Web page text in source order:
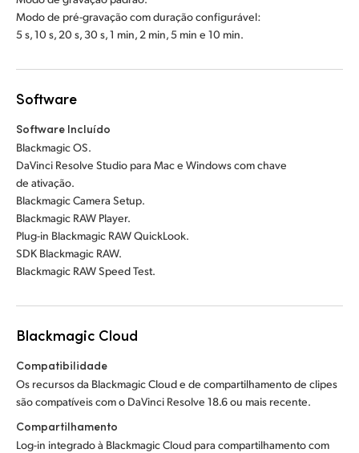
Modo de pré-gravação com duração configurável:
5 s, 10 s, 20 s, 30 s, 1 min, 2 min, 5 min e 10 min.
Software
Software Incluído
Blackmagic OS.
DaVinci Resolve Studio para Mac e Windows com chave
de ativação.
Blackmagic Camera Setup.
Blackmagic RAW Player.
Plug-in Blackmagic RAW QuickLook.
SDK Blackmagic RAW.
Blackmagic RAW Speed Test.
Blackmagic Cloud
Compatibilidade
Os recursos da Blackmagic Cloud e de compartilhamento de clipes
são compatíveis com o DaVinci Resolve 18.6 ou mais recente.
Compartilhamento
Log-in integrado à Blackmagic Cloud para compartilhamento com